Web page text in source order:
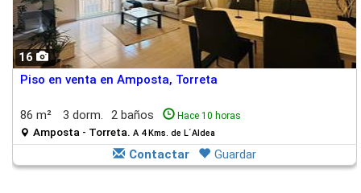
16
Piso en venta en Amposta, Torreta
86 m² 3 dorm. 2 baños Hace 10 horas
Amposta - Torreta. A 4 Kms. de L´Aldea
Contactar Guardar